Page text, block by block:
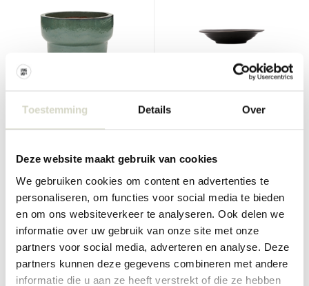
Toestemming Details Over
Deze website maakt gebruik van cookies
We gebruiken cookies om content en advertenties te
personaliseren, om functies voor social media te bieden
en om ons websiteverkeer te analyseren. Ook delen we
informatie over uw gebruik van onze site met onze
partners voor social media, adverteren en analyse. Deze
partners kunnen deze gegevens combineren met andere
informatie die u aan ze heeft verstrekt of die ze hebben
House Doctor
€399,00 €299,25
Incl. btw
• Op voorraad
House Doctor
€84,00 €33,60
Incl. btw
• Op voorraad
SALE 60% SALE 60%